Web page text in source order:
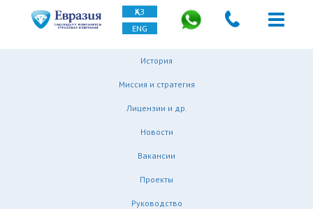
ҚАЗ
ENG
История
Миссия и стратегия
Лицензии и др.
Новости
Вакансии
Проекты
Руководство